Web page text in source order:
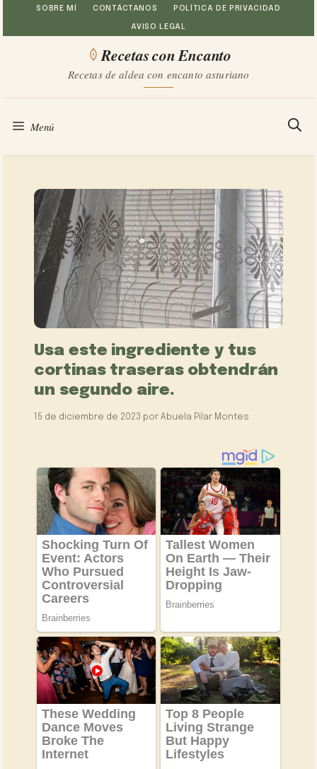
Saltar
al
SOBRE MÍ CONTÁCTANOS POLÍTICA DE PRIVACIDAD
AVISO LEGAL
Recetas con Encanto
Recetas de aldea con encanto asturiano
Menú
Usa este ingrediente y tus
cortinas traseras obtendrán
un segundo aire.
15 de diciembre de 2023 porAbuela Pilar Montes